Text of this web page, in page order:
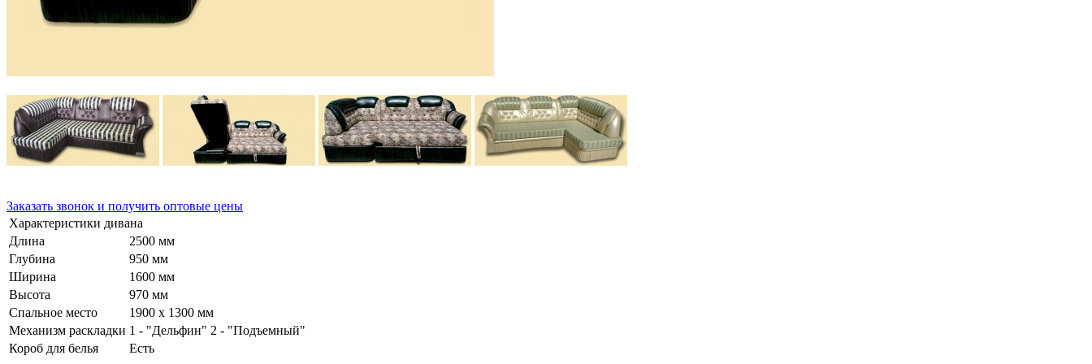
Заказать звонок и получить оптовые цены
Характеристики дивана
Длина
2500 мм
Глубина
950 мм
Ширина
1600 мм
Высота
970 мм
Спальное место
1900 х 1300 мм
Механизм раскладки 1 - "Дельфин" 2 - "Подъемный"
Короб для белья
Есть